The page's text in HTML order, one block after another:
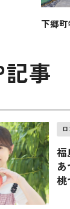
下郷
事
福
桃